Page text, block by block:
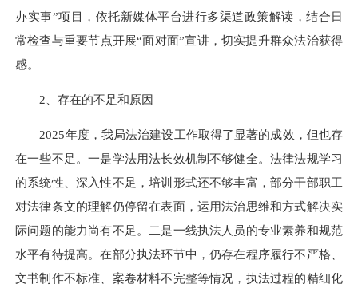
办实事”项目，依托新媒体平台进行多渠道政策解读，结合日
常检查与重要节点开展“面对面”宣讲，切实提升群众法治获得
感。
2、存在的不足和原因
2025年度，我局法治建设工作取得了显著的成效，但也存
在一些不足。一是学法用法长效机制不够健全。法律法规学习
的系统性、深入性不足，培训形式还不够丰富，部分干部职工
对法律条文的理解仍停留在表面，运用法治思维和方式解决实
际问题的能力尚有不足。二是一线执法人员的专业素养和规范
水平有待提高。在部分执法环节中，仍存在程序履行不严格、
文书制作不标准、案卷材料不完整等情况，执法过程的精细化